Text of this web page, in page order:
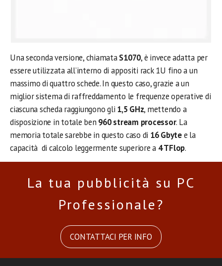
Una seconda versione, chiamataS1070, è invece adatta per
essere utilizzata all’interno di appositi rack 1U fino a un
massimo di quattro schede. In questo caso, grazie a un
miglior sistema di raffreddamento le frequenze operative di
ciascuna scheda raggiungono gli 1,5 GHz, mettendo a
disposizione in totale ben 960 stream processor. La
memoria totale sarebbe in questo caso di 16 Gbytee la
capacità di calcolo leggermente superiore a 4 TFlop.
La tua pubblicità su PC
Professionale?
CONTATTACI PER INFO